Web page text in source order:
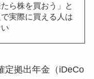
たら株を買おう」と
実際に買える人は
定拠出年金（iDeCo